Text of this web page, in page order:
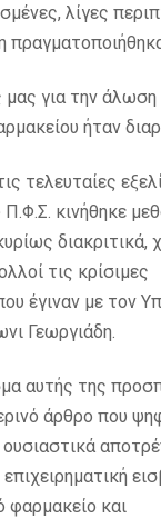
λίγες
μας για την άλωση
ήταν
τελευταίες
Π.Φ.Σ. κινήθηκε
διακριτικά,
τις κρίσιμες
έγιναν με τον
Γεωργιάδη.
αυτής της
άρθρο που
φαρμακείο και